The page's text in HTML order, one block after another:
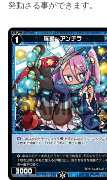
発動さる事ができます。